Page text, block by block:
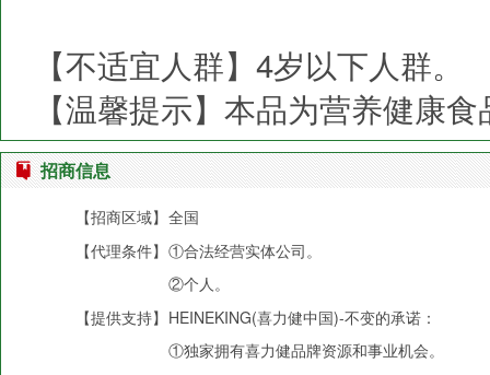
【不适宜人群】4岁以下人群。
【温馨提示】本品为营养健康
招商信息
【招商区域】 全国
【代理条件】 ①合法经营实体公司。
②个人。
【提供支持】 HEINEKING(喜力健中国)-不变的承诺：
①独家拥有喜力健品牌资源和事业机会。